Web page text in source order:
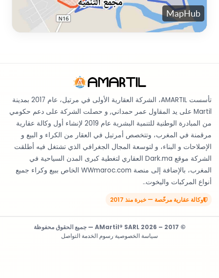
تأسست AMARTIL، الشركة العقارية الأولى في مرتيل، عام 2017 بمدينة
Martil على يد المقاول عمر حمداني, و حصلت الشركة على دعم حكومي
من المبادرة الوطنية للتنمية البشرية عام 2019 لإنشاء أول وكالة عقارية
مرقمنة في المغرب، وتتخصص أمرتيل في العقار من الكراء و البيع و
الإصلاحات و البناء، و لتوسعة المجال الجغرافي الذي تشتغل فيه أطلقت
الشركة موقع Dark.ma العقاري لتغطية كبرى المدن السياحية في
المغرب، بالإضافة إلى منصة WWmaroc.com الخاص ببيع وكراء جميع
أنواع المركبات واليخوت..
وكالة عقارية مرخّصة — خبرة منذ 2017
© 2017 – 2026 AMartil® SARL — جميع الحقوق محفوظة
سياسة الخصوصية·رسوم الخدمة·التواصل